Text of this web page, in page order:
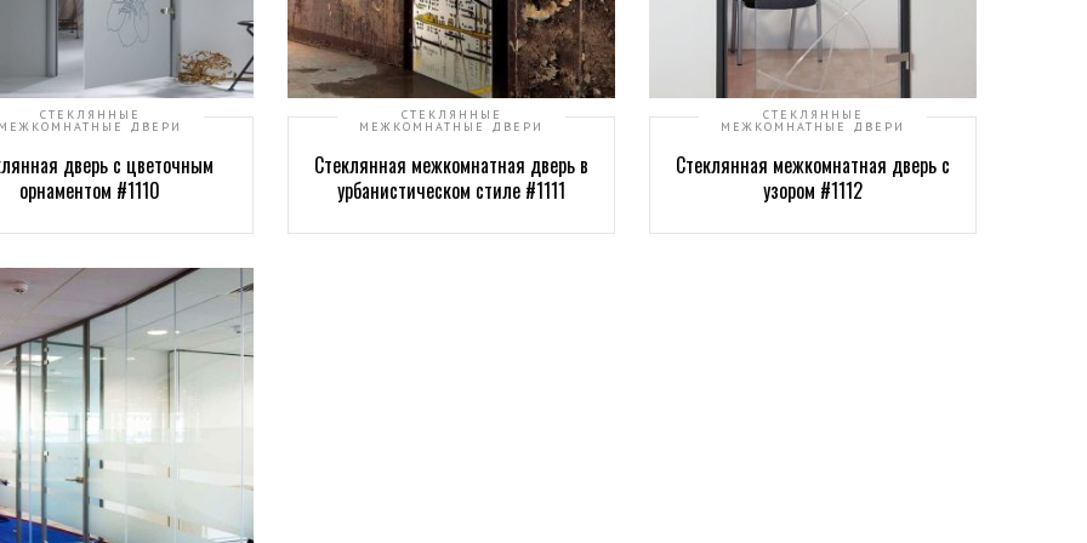
СТЕКЛЯННЫЕ
ДВЕРИ
дверь с цветочным
орнаментом #1110
СТЕКЛЯННЫЕ
МЕЖКОМНАТНЫЕ ДВЕРИ
Стеклянная межкомнатная дверь в
урбанистическом стиле #1111
СТЕКЛЯННЫЕ
МЕЖКОМНАТНЫЕ ДВЕРИ
Стеклянная межкомнатная дверь с
узором #1112